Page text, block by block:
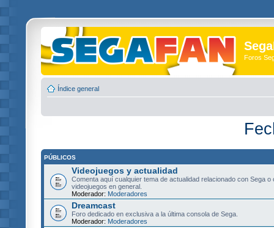
Foros
Índice general
PÚBLICOS
Videojuegos y actualidad
Comenta aquí cualquier tema de actualidad relacionado con Sega o
videojuegos en general.
Moderador: Moderadores
Dreamcast
Foro dedicado en exclusiva a la última consola de Sega.
Moderador: Moderadores